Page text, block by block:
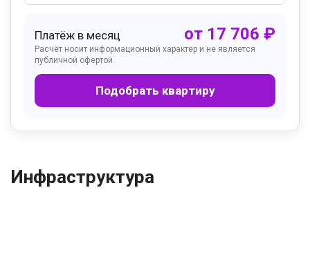
Платёж в месяц от 17 706 ₽
Расчёт носит информационный характер и не является
публичной офертой.
Подобрать квартиру
Инфраструктура